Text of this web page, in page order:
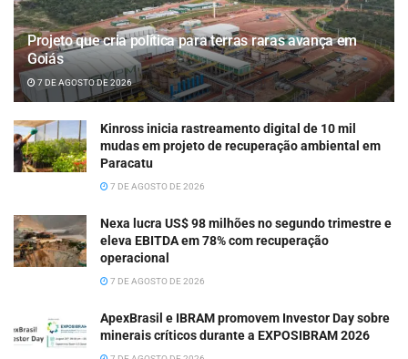
Projeto que cria política para terras raras avança em
Goiás
7 DE AGOSTO DE 2026
Kinross inicia rastreamento digital de 10 mil
mudas em projeto de recuperação ambiental em
Paracatu
7 DE AGOSTO DE 2026
Nexa lucra US$ 98 milhões no segundo trimestre e
eleva EBITDA em 78% com recuperação
operacional
7 DE AGOSTO DE 2026
ApexBrasil e IBRAM promovem Investor Day sobre
minerais críticos durante a EXPOSIBRAM 2026